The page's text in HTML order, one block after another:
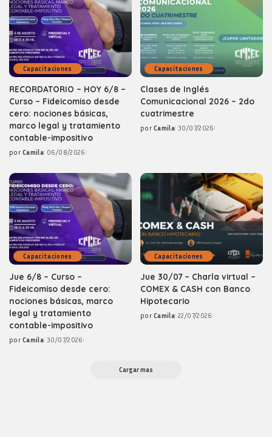
Capacitaciones
RECORDATORIO – HOY 6/8 –
Curso – Fideicomiso desde
cero: nociones básicas,
marco legal y tratamiento
contable-impositivo
Posted
por Camila 06/08/2026
Capacitaciones
Clases de Inglés
Comunicacional 2026 – 2do
cuatrimestre
Posted
por Camila 30/07/2026
Capacitaciones
Jue 6/8 – Curso –
Fideicomiso desde cero:
nociones básicas, marco
legal y tratamiento
contable-impositivo
Posted
por Camila 30/07/2026
Capacitaciones
Jue 30/07 – Charla virtual –
COMEX & CASH con Banco
Hipotecario
Posted
por Camila 22/07/2026
Cargar mas